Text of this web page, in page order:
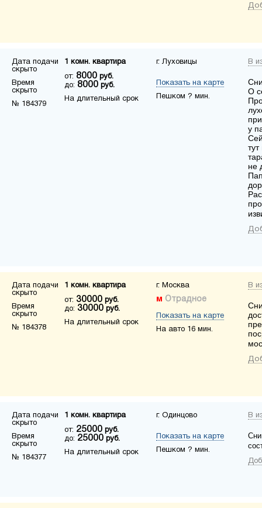
Дата подачи
скрыто
Время
скрыто
№ 184379
1 комн. квартира
от: 8000 руб.
до: 8000 руб.
На длительный срок
г. Луховицы
Показать на карте
Пешком ? мин.
В
О
у
не
Дата подачи
скрыто
Время
скрыто
№ 184378
1 комн. квартира
от: 30000 руб.
до: 30000 руб.
На длительный срок
г. Москва
Отрадное
Показать на карте
На авто 16 мин.
В
Дата подачи
скрыто
Время
скрыто
№ 184377
1 комн. квартира
от: 25000 руб.
до: 25000 руб.
На длительный срок
г. Одинцово
Показать на карте
Пешком ? мин.
В